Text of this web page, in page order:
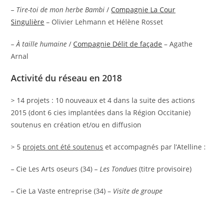
– Tire-toi de mon herbe Bambi / Compagnie La Cour
Singulière – Olivier Lehmann et Hélène Rosset
–À taille humaine / Compagnie Délit de façade – Agathe
Arnal
Activité du réseau en 2018
> 14 projets : 10 nouveaux et 4 dans la suite des actions
2015 (dont 6 cies implantées dans la Région Occitanie)
soutenus en création et/ou en diffusion
> 5 projets ont été soutenus et accompagnés par l’Atelline :
– Cie Les Arts oseurs (34) –Les Tondues (titre provisoire)
– Cie La Vaste entreprise (34) – Visite de groupe